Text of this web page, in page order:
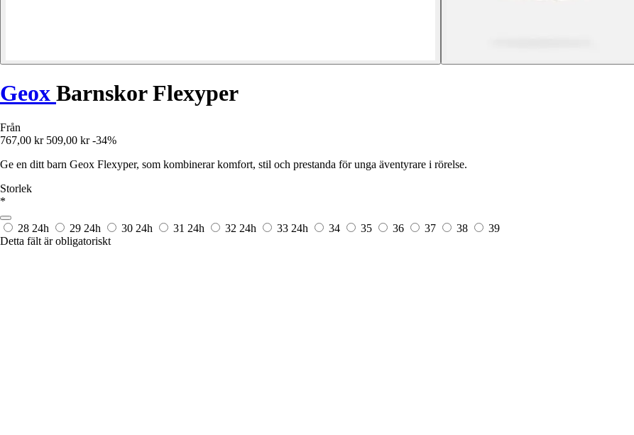
Geox Barnskor Flexyper
Från
767,00 kr 509,00 kr -34%
Ge en ditt barn Geox Flexyper, som kombinerar komfort, stil och prestanda för unga äventyrare i rörelse.
Storlek
*
28 24h 29 24h 30 24h 31 24h 32 24h 33 24h 34 35 36 37 38
39
Detta fält är obligatoriskt